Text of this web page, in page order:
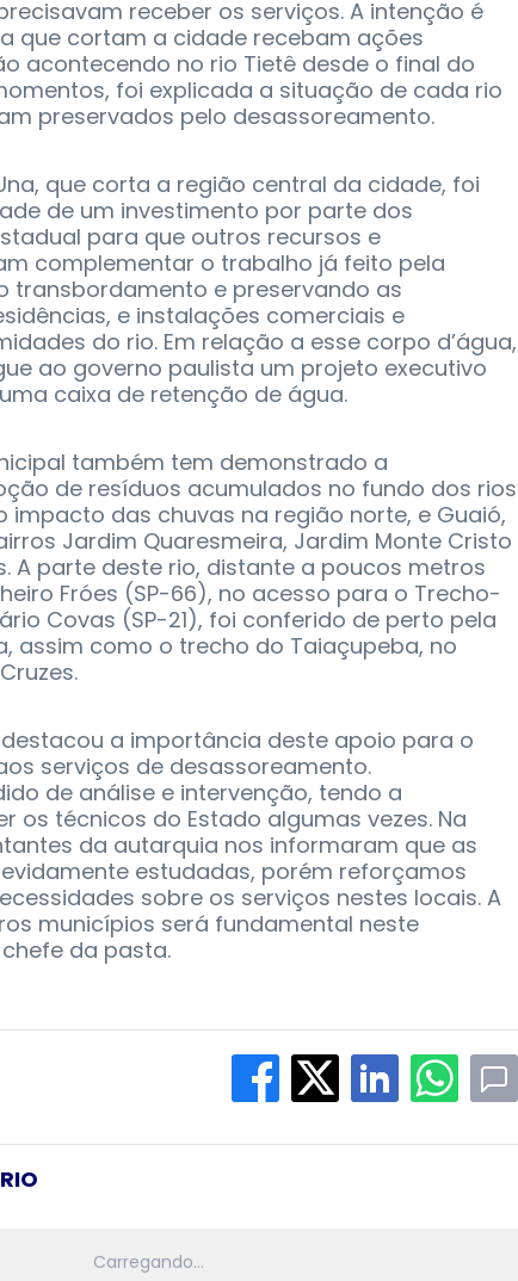
receber os serviços. A intenção é
que cortam a cidade recebam ações
acontecendo no rio Tietê desde o final do
foi explicada a situação de cada rio
preservados pelo desassoreamento.
que corta a região central da cidade, foi
de um investimento por parte dos
para que outros recursos e
complementar o trabalho já feito pela
transbordamento e preservando as
e instalações comerciais e
do rio. Em relação a esse corpo d’água,
ao governo paulista um projeto executivo
caixa de retenção de água.
também tem demonstrado a
de resíduos acumulados no fundo dos rios
impacto das chuvas na região norte, e Guaió,
Jardim Quaresmeira, Jardim Monte Cristo
A parte deste rio, distante a poucos metros
Fróes (SP-66), no acesso para o Trecho-
Covas (SP-21), foi conferido de perto pela
assim como o trecho do Taiaçupeba, no
a importância deste apoio para o
serviços de desassoreamento.
de análise e intervenção, tendo a
os técnicos do Estado algumas vezes. Na
da autarquia nos informaram que as
estudadas, porém reforçamos
sobre os serviços nestes locais. A
municípios será fundamental neste
da pasta.